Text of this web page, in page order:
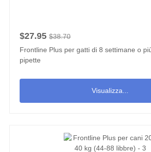
$27.95 $38.70
Frontline Plus per gatti di 8 settimane o
pipette
Visualizza...